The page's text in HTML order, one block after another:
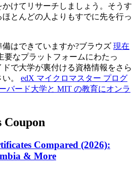
けてリサーチしましょう。そうす
とんどの人よりもすでに先を行っ
はできていますか?ブラウズ 現在
要なプラットフォームにわたっ
で大学が裏付ける資格情報をさら
。 edX マイクロマスター プログ
バード大学と MIT の教育にオンラ
Coupon
Compared (2026):
& More